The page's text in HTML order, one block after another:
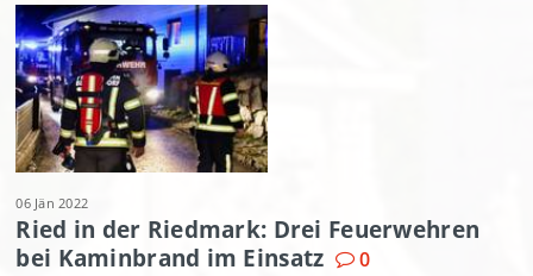
06 Jän 2022
Ried in der Riedmark: Drei Feuerwehren
bei Kaminbrand im Einsatz
0